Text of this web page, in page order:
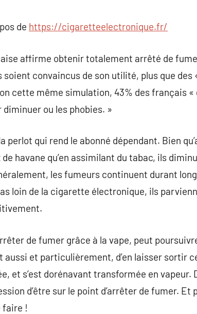
de https://cigaretteelectronique.fr/
affirme obtenir totalement arrêté de
soient convaincus de son utilité, plus que des
cette même simulation, 43% des français
ou les phobies. »
perlot qui rend le abonné dépendant. Bien
havane qu’en assimilant du tabac, ils
les fumeurs continuent durant
loin de la cigarette électronique, ils
de fumer grâce à la vape, peut
aussi et particulièrement, d’en laisser sortir
et s’est dorénavant transformée en vapeur.
d’être sur le point d’arrêter de fumer.
faire !